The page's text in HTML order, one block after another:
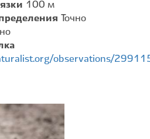
100 м
Точно
observations/